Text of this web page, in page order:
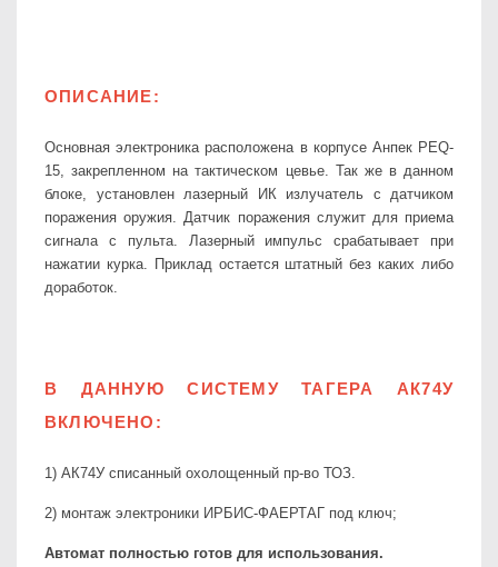
ОПИСАНИЕ:
Основная электроника расположена в корпусе Анпек PEQ-
15, закрепленном на тактическом цевье. Так же в данном
блоке, установлен лазерный ИК излучатель с датчиком
поражения оружия. Датчик поражения служит для приема
сигнала с пульта. Лазерный импульс срабатывает при
нажатии курка. Приклад остается штатный без каких либо
доработок.
В ДАННУЮ СИСТЕМУ ТАГЕРА АК74У
ВКЛЮЧЕНО:
1) АК74У списанный охолощенный пр-во ТОЗ.
2) монтаж электроники ИРБИС-ФАЕРТАГ под ключ;
Автомат полностью готов для использования.